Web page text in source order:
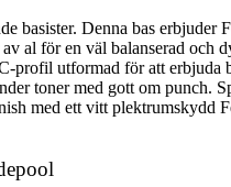
basister. Denna bas
al för en väl balanserad
profil utformad för att
toner med gott om punch.
med ett vitt plektrumskydd